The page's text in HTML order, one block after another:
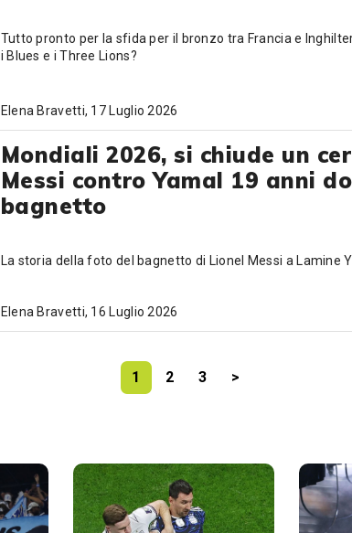
Tutto pronto per la sfida per il bronzo tra Francia e
i Blues e i Three Lions?
Elena Bravetti, 17 Luglio 2026
Mondiali 2026, si chiude un
Messi contro Yamal 19 anni
bagnetto
La storia della foto del bagnetto di Lionel Messi a Lamine
Elena Bravetti, 16 Luglio 2026
1 2 3 >